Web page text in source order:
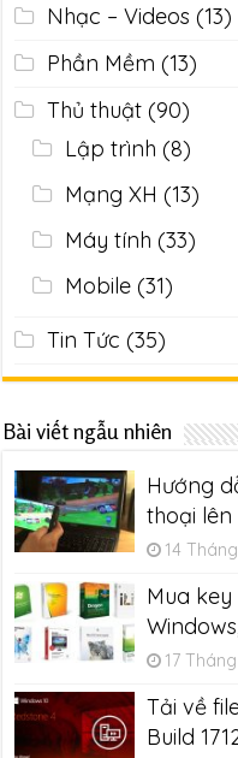
Nhạc – Videos (13)
Phần Mềm (13)
Thủ thuật(90)
Lập trình (8)
Mạng XH (13)
Máy tính (33)
Mobile(31)
Tin Tức (35)
Bài viết ngẫu nhiên
Hướng
thoại
14
Mua
17
Tải về
Build